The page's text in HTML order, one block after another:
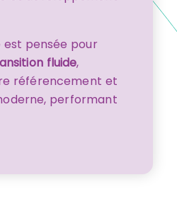
pensée pour
fluide,
référencement et
performant